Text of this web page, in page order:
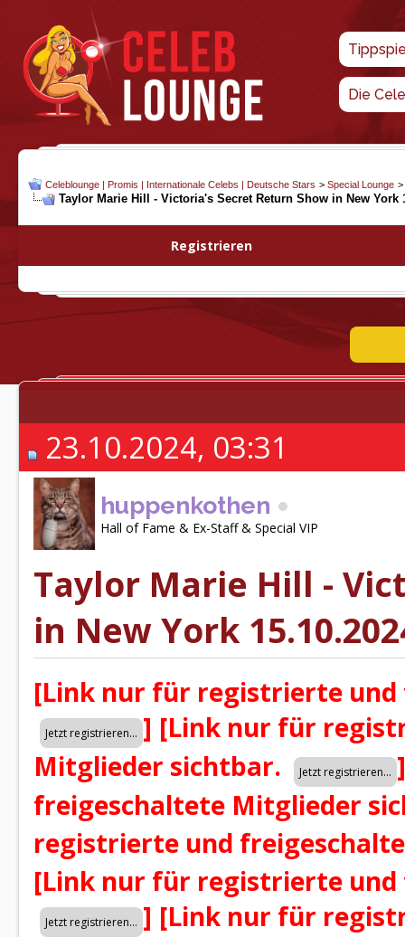
Die
Celeblounge | Promis | Internationale Celebs | Deutsche Stars > Special Lounge >
Taylor Marie Hill - Victoria's Secret Return Show in New York
Registrieren
23.10.2024, 03:31
huppenkothen
Hall of Fame & Ex-Staff & Special VIP
Taylor Marie Hill -
in New York
[Link nur für registrierte
] [Link nur für
Mitglieder sichtbar.
]
freigeschaltete Mitglieder
registrierte und
[Link nur für registrierte
] [Link nur für